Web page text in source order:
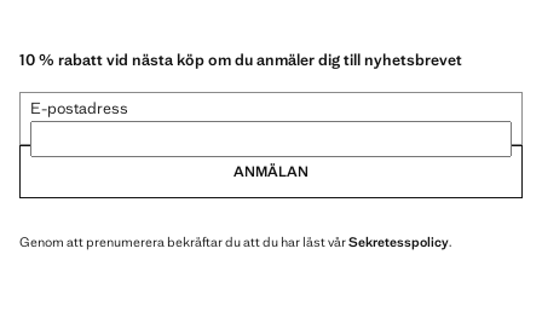
10 % rabatt vid nästa köp om du anmäler dig till nyhetsbrevet
E-postadress
ANMÄLAN
Genom att prenumerera bekräftar du att du har läst vårSekretesspolicy.